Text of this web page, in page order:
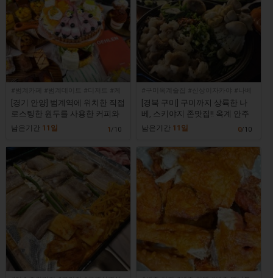
이크
[경기 안양] 범계역에 위치한 직접
로스팅한 원두를 사용한 커피와
디저트가 맛있는 분위기 좋은 카
남은기간 11일 1 /10
#구미옥계술집 #신상이자카야 #나베
스키야키 #인테리어초대박
[경북 구미] 구미까지 상륙한 나
베, 스키야지 존맛집!! 옥계 안주
맛집 신상이자카야!! [와비사비 옥
남은기간 11일 0/10